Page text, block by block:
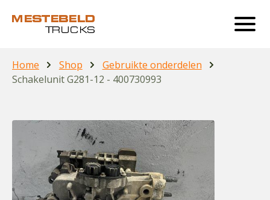
Home Shop
Gebruikte onderdelen
Schakelunit G281-12 - 400730993